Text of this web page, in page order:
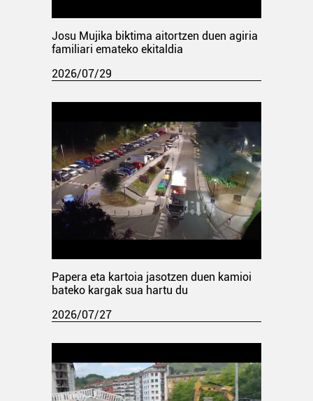
Josu Mujika biktima aitortzen duen agiria
familiari emateko ekitaldia
2026/07/29
Papera eta kartoia jasotzen duen kamioi
bateko kargak sua hartu du
2026/07/27